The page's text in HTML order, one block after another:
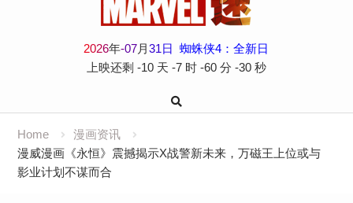
2026年-07月31日
蜘蛛侠4：全新日
上映还剩 -10 天 -7 时 -60 分 -31 秒
Home
漫画资讯
漫威漫画《永恒》震撼揭示X战警新未来，万磁王上位或与
影业计划不谋而合